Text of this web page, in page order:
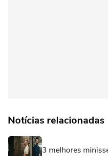
Notícias relacionadas
3 melhores